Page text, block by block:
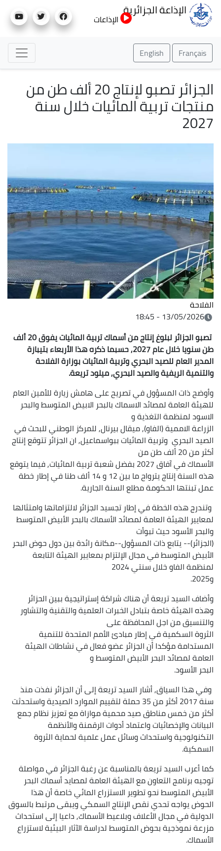
إلى
الإذاعة الجزائرية
الإذاعات
Français
English
الجزائر تصبو لإنتاج 20 ألف طن من
منتجات تربية المائيات خلال سنة
2027
الفلاحة
13/05/2026 - 18:45
تصبو الجزائر لبلوغ إنتاج من أسماك تربية المائيات يفوق 20 ألف
طن سنويا خلال عام 2027, حسبما ذكره هذا الأربعاء بتيبازة
المدير العام للصيد البحري وتربية المائيات بوزارة الفلاحة
والتنمية الريفية والصيد البحري, ميلود تريعة.
وأوضح ذات المسؤول في تصريح على هامش زيارة للأمين العام
للهيئة العامة لمصائد الاسماك بالبحر الابيض المتوسط والبحر
الاسود لمنظمة التغذية و
الزراعة الاممية (الفاو), ميقال بيرنال, للمركز الوطني للبحث في
الصيد البحري وتربية المائيات ببواسماعيل, ان الجزائر تتوقع إنتاج
أكثر من 20 ألف طن من
الأسماك في آفاق 2027 بفضل شعبة تربية المائيات, فيما يتوقع
هذه السنة إنتاج يترواح ما بين 12 و 14 ألف طنا في إطار خطة
عمل تبنتها الحكومة مطلع السنة الجارية.
وتندرج هذه الخطة في إطار تجسيد الجزائر لالتزاماتها وامتثالها
لمعايير الهيئة العامة لمصائد الأسماك بالبحر الأبيض المتوسط
والبحر الأسود حيث تبوأت
(الجزائر)-- يتابع ذات المسؤول--مكانة رائدة بين دول حوض البحر
الأبيض المتوسط في مجال الإلتزام بمعايير الهيئة التابعة
لمنظمة الفاو خلال سنتي 2024
وأضاف السيد تريعة أن هناك شراكة إستراتيجية ببين الحزائر
وهذه الهيئة خاصة بتبادل الخبرات العلمية والتقنية والتشاور
والتنسيق من اجل المحافظة على
الثروة السكمية في إطار مبادئ الأمم المتحدة للتنمية
المستدامة مؤكدا أن الجزائر عضو فعال في نشاطات الهيئة
العامة لمصائد البحر الأبيض المتوسط و
البحر الأسود.
وفي هذا السياق, أشار السيد تريعة إلى أن الجزائر نفذت منذ
سنة 2017 أكثر من 35 حملة لتقييم الموارد الصيدية واستحدثت
أكثر من خمس مناطق صيد محمية موازاة مع تعزيز نظام جمع
البيانات والإخصائيات واعتماد أدوات الرقمنة والأنظمة
التكنولوجية واستحداث وسائل عمل علمية لحماية الثروة
السمكية.
كما أعرب السيد تريعة بالمناسبة عن رغبة الجزائر في مواصلة
توجيه برنامج التعاون مع الهيئة العامة لمصايد أسماك البحر
الأبيض المتوسط نحو تطوير الاستزراع المائي خاصة أن هذا
الحوض يواجه تحدي نقص الإنتاج السمكي ويبقى مرتبط بالسوق
الدولية في مجال الأعلاف وبلاعيط الأسماك, داعيا إلى استحداث
مزرعة نموذجية بحوض المتوسط لدراسة الآثار البيئية لاستزراع
الأسماك.